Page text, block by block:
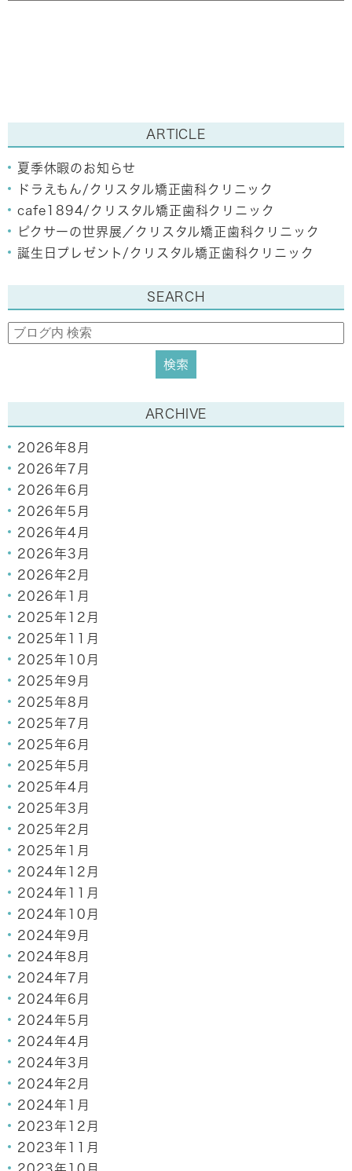
ARTICLE
夏季休暇のお知らせ
ドラえもん/クリスタル矯正歯科クリニック
cafe1894/クリスタル矯正歯科クリニック
ピクサーの世界展／クリスタル矯正歯科クリニック
誕生日プレゼント/クリスタル矯正歯科クリニック
SEARCH
ARCHIVE
2026年8月
2026年7月
2026年6月
2026年5月
2026年4月
2026年3月
2026年2月
2026年1月
2025年12月
2025年11月
2025年10月
2025年9月
2025年8月
2025年7月
2025年6月
2025年5月
2025年4月
2025年3月
2025年2月
2025年1月
2024年12月
2024年11月
2024年10月
2024年9月
2024年8月
2024年7月
2024年6月
2024年5月
2024年4月
2024年3月
2024年2月
2024年1月
2023年12月
2023年11月